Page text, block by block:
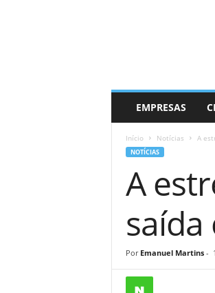
EMPRESAS
Início Notícias A
NOTÍCIAS
A
Por Emanuel Martins-